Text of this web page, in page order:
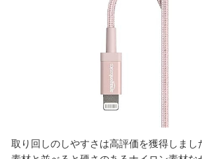
取り回しのしやすさは高評価を獲得しまし